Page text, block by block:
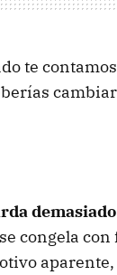
te contamos
congela
aparente,